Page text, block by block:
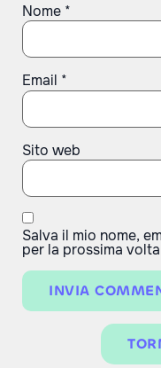
Nome *
Email *
Sito web
Salva il mio nome,
per la prossima